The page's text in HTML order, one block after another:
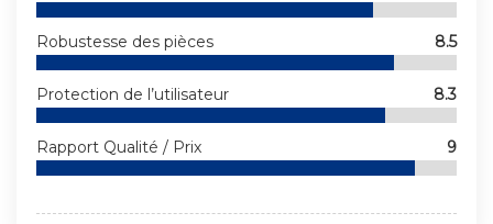
Robustesse des pièces 8.5
Protection de l’utilisateur 8.3
Rapport Qualité / Prix 9